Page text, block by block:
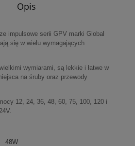
Opis
impulsowe serii GPV marki Global
się w wielu wymagających
wymiarami, są lekkie i łatwe w
na śruby oraz przewody
12, 24, 36, 48, 60, 75, 100, 120 i
48W